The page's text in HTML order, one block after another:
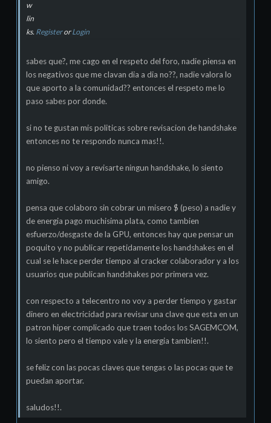
w
lin
ks. RegisterorLogin
sabes que?, me cago en el respeto del foro, nadie piensa en
los negativos que me clavan dia a dia no??, nadie valora lo
que aporto a la comunidad?? entonces el respeto me lo
paso sabes por donde.
si no te gustan mis politicas sobre revisacion de handshake
entonces no te respondo nunca mas!!.
no pienso ni voy a revisarte ningun handshake, lo siento
amigo.
pensa que colaboro sin cobrar un misero $ (peso) a nadie y
de energia pago muchisima plata, como tambien
esfuerzo/desgaste de la GPU, entonces hay que pensar un
poquito y no publicar repetidamente los handshakes en el
cual se le hace perder tiempo al cracker colaborador y a los
usuarios que publican handshakes por primera vez.
con respecto a telecentro no voy a perder tiempo y gastar
dinero en electricidad para revisar una clave que esta en un
patron hiper complicado que traen todos los SAGEMCOM,
lo siento pero el tiempo vale y la energia tambien!!.
se feliz con las pocas claves que tengas o las pocas que te
puedan aportar.
saludos!!.